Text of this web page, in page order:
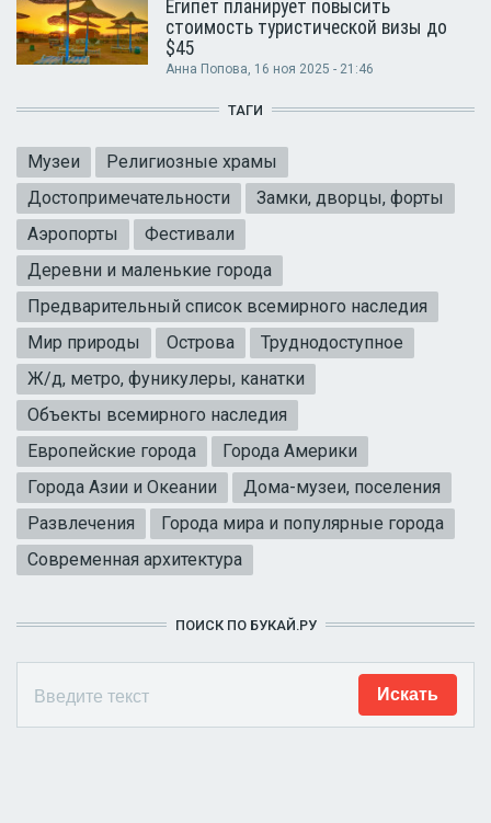
Египет планирует повысить
стоимость туристической визы до
$45
Анна Попова, 16 ноя 2025 - 21:46
ТАГИ
Музеи
Религиозные храмы
Достопримечательности
Замки, дворцы, форты
Аэропорты
Фестивали
Деревни и маленькие города
Предварительный список всемирного наследия
Мир природы
Острова
Труднодоступное
Ж/д, метро, фуникулеры, канатки
Объекты всемирного наследия
Европейские города
Города Америки
Города Азии и Океании
Дома-музеи, поселения
Развлечения
Города мира и популярные города
Современная архитектура
ПОИСК ПО БУКАЙ.РУ